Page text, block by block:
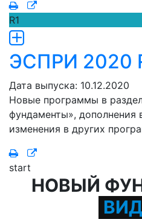
R1
ЭСПРИ 2020
Дата выпуска: 10.12.2020
Новые программы в
фундаменты», дополнения
изменения в других
start
НОВЫЙ